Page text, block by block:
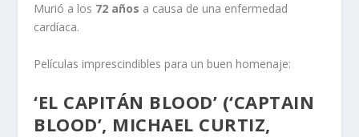
Murió a los 72 años a causa de una enfermedad
cardíaca.
Películas imprescindibles para un buen homenaje:
‘EL CAPITÁN BLOOD’ (‘CAPTAIN
BLOOD’, MICHAEL CURTIZ,